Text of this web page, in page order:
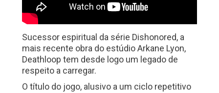
Sucessor espiritual da série Dishonored, a
mais recente obra do estúdio Arkane Lyon,
Deathloop tem desde logo um legado de
respeito a carregar.
O título do jogo, alusivo a um ciclo repetitivo